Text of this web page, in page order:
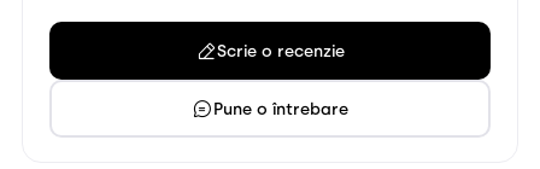
Scrie o recenzie
Pune o întrebare